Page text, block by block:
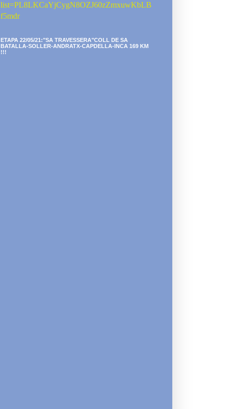
list=PL8LKCaYjCygN8OZJ60zZmxuwKbLB
f5mdr
ETAPA 22/05/21:"SA TRAVESSERA"COLL DE SA
BATALLA-SOLLER-ANDRATX-CAPDELLA-INCA 169 KM
!!!